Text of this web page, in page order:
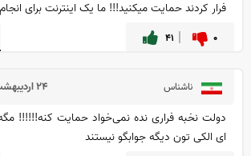
فرار کردند حمایت میکنید!!! ما یک اینترنت برای
۰ ۴۱
ناشناس ۲۴ ارديبهشت ۱۴۰۵
دولت نخبه فراری نده نمی‌خواد حمایت کنه!!!!!!
ای الکی تون دیگه جوابگو نیستند